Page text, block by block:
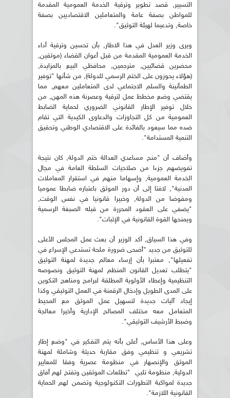
التسيير, قصد تطوير وترقية الخدمة العمومية المقدمة
للمواطن بصفة عامة والمتعاملين الاقتصاديين بصفة
خاصة, وتدعيما لهيئة التوثيق".
ويرى وزير العدل في هذا الاطار, بأن تحسين وترقية أداء
الخدمة العمومية المقدمة من قبل أعوان القضاء (موثقين,
محضرين قضائيين, مترجمين, محافظي البيع بالمزايدة,
(هؤلاء يحوزون على الختم الرسمي للدولة), من شأنها "توفير
الطمأنينة والسلم الاجتماعي لدى المتعاملين معهم, مما
يقتضي وضع مخطط عمل لترقية وعصرنة هذه المهن, من
خلال توفير الإطار القانوني الضروري لحماية الضابط
العمومية من كل التجاوزات والدعاوى الكيدية التي تقام
ضده مما سيعود بالفائدة على الاقتصادي الوطني وتحقيق
التنمية المستدامة".
وأضاف أن "منح مساعدي العدالة ختم الدولة, كان نتيجة
تفويضهم جزءا من صلاحيات السلطة العامة في مجال
الخدمة العمومية, وإسهاما منهم في استقرار المعاملات
المدنية", لافتا إلى أن دور الموثق باعتباره ضابطا عموميا
ومفوضا من الدولة, وخبيرا قانونيا في نفس الوقت,
"يضفي على العقود المحررة من قبله الصبغة الرسمية
ويمنحها القوة القانونية في الإثبات".
وفي هذا السياق, أكد الوزير أن بعث عمل المجلس الأعلى
للتوثيق من جديد "أضحى ضرورة ملحة تستدعي الإسراع في
تفعيلها", معتبرا بأن إرساء معالم جديدة لمهنة التوثيق
"يتطلب تعديل القانون المنظم لمهنة التوثيق ونصوصه
التنظيمية وإعطاء الأولوية المطلقة لبرامج ومناهج التكوين
على المدى الطويل وإدخال الرقمنة في العمل التوثيقي وكذا
إيجاد آليات جديدة لتسهيل عمل الموثق مع المحيط
المتعامل معه مختلف المصالح الإدارية وأخيرا معالجة
وضبط الأرشيف التوثيقي".
وعلى هذا الأساس, أعلن بأنه يتم التفكير في "وضع إطار
تشريعي و تنظيمي وفق مقاربة حديثة وشاملة لمهنة
الموثق والإنصهار في منظومة عصرية وفقا للمعايير
الدولية, منظومة تلبي "تطلعات الموثقين وتفتح لهم أفاق
جديدة لمواكبة التطورات التكنولوجية وتضمن لهم الحماية
القانونية اللازمة".